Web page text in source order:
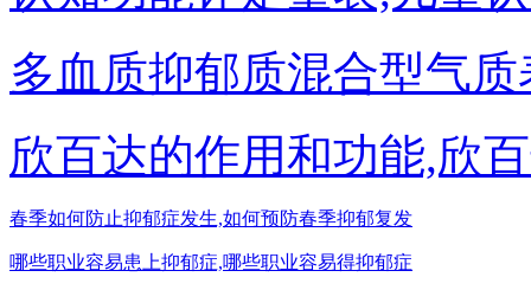
多血质抑郁质混合型气
欣百达的作用和功能,欣
春季如何防止抑郁症发生,如何预防春季抑郁复发
哪些职业容易患上抑郁症,哪些职业容易得抑郁症